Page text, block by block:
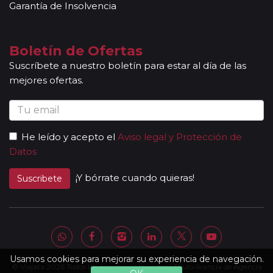
Usamos cookies para mejorar su experiencia de navegación.
acompañantes podrán dar las explicaciones en dos
idiomas diferentes. Según circuito, le atenderá en su
viaje un único guía-acompañante o bien cambiará de
guía-acompañante en función de la etapa. Los guías
acompañantes siempre estarán presentes en los
paseos incluidos, pero poseen múltiples funciones y
persona en particular. En los momentos en que no
existen servicios incluidos en el programa, nuestros
guías pueden encontrarse realizando funciones bien
de coordinación, bien para otros grupos diferentes y
Al completar el pago de su viaje y una vez le
enviemos la documentación, se le facilitará una
página web donde encontrará el detalle de su
itinerario con lo que incluye su viaje, listado de hoteles
Garantía de Insolvencia
Boletín de Ofertas
Suscríbete a nuestro boletín para estar al día de las
mejores ofertas.
He leído y acepto el Aviso legal y Protección de
Datos
Suscribete ¡Y bórrate cuando quieras!
© Viajata 2026 Todos los derechos reservados | Título-licencia de Agencia